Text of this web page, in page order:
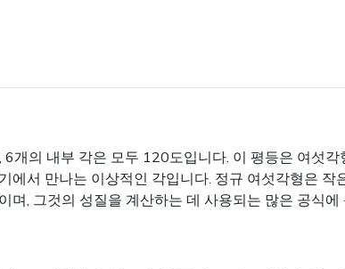
개의 내부 각은 모두 120도입니다. 이 평등은 여섯
서 만나는 이상적인 각입니다. 정규 여섯각형은 작
, 그것의 성질을 계산하는 데 사용되는 많은 공식에